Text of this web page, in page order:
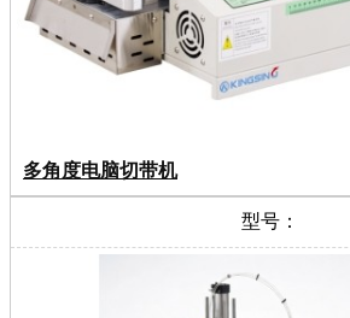
多角度电脑切带机
型号：